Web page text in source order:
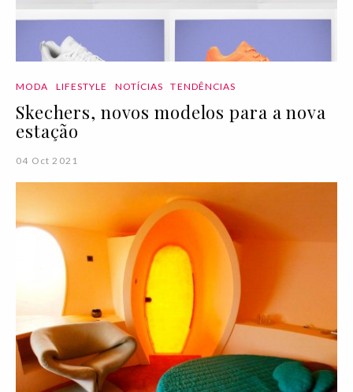
MODA LIFESTYLE NOTÍCIAS TENDÊNCIAS
Skechers, novos modelos para a nova
estação
04 Oct 2021